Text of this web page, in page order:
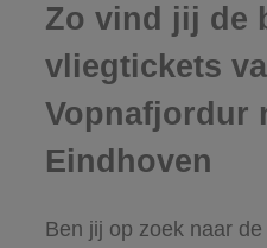
Zo vind jij de
vliegtickets
Vopnafjordur
Eindhoven
Ben jij op zoek naar